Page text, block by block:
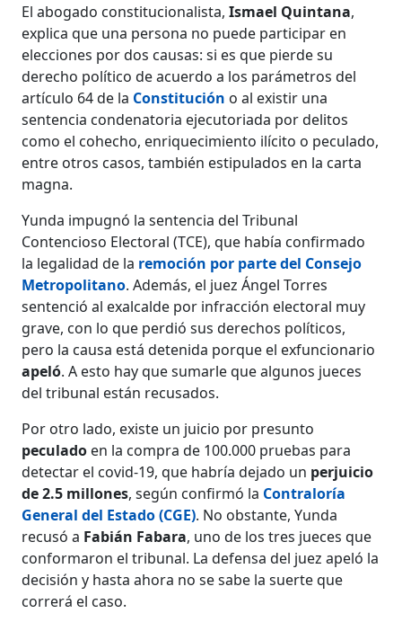
El abogado constitucionalista,Ismael Quintana,
explica que una persona no puede participar en
elecciones por dos causas: si es que pierde su
derecho político de acuerdo a los parámetros del
artículo 64 de la Constitución o al existir una
sentencia condenatoria ejecutoriada por delitos
como el cohecho, enriquecimiento ilícito o peculado,
entre otros casos, también estipulados en la carta
magna.
Yunda impugnó la sentencia del Tribunal
Contencioso Electoral (TCE), que había confirmado
la legalidad de la remoción por parte del Consejo
Metropolitano. Además, el juez Ángel Torres
sentenció al exalcalde por infracción electoral muy
grave, con lo que perdió sus derechos políticos,
pero la causa está detenida porque el exfuncionario
apeló. A esto hay que sumarle que algunos jueces
del tribunal están recusados.
Por otro lado, existe un juicio por presunto
peculado en la compra de 100.000 pruebas para
detectar el covid-19, que habría dejado un perjuicio
de 2.5 millones, según confirmó la Contraloría
General del Estado (CGE). No obstante, Yunda
recusó a Fabián Fabara, uno de los tres jueces que
conformaron el tribunal. La defensa del juez apeló la
decisión y hasta ahora no se sabe la suerte que
correrá el caso.